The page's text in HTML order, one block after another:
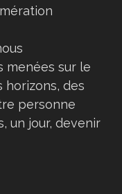
menées sur le
horizons, des
personne
un jour, devenir